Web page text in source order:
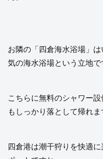
お隣の「四倉海水浴場」
気の海水浴場という立地で
こちらに無料のシャワー
もしっかり落として帰れま
四倉港は潮干狩りを快適